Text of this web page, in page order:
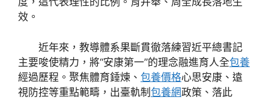
效。
近年來，教導體系果斷貫徹落練習近平總書記
主要唆使精力，將“安康第一”的理念融進育人全包養
經過歷程。聚焦體育錘煉、 包養價格心思安康、遠
視防控等重點範疇，出臺軌制 包養網政策、落此